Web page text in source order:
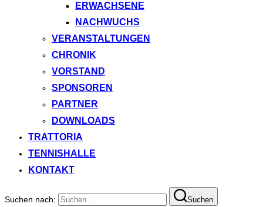
ERWACHSENE
NACHWUCHS
VERANSTALTUNGEN
CHRONIK
VORSTAND
SPONSOREN
PARTNER
DOWNLOADS
TRATTORIA
TENNISHALLE
KONTAKT
Suchen nach: Suchen